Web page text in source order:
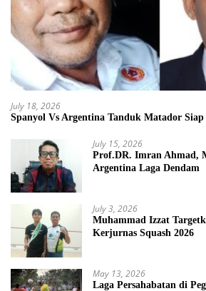
July 18, 2026
Spanyol Vs Argentina Tanduk Matador
July 15, 2026
Prof.DR. Imran Ahmad,
Argentina Laga Dendam
July 3, 2026
Muhammad Izzat
Kerjurnas Squash 2026
May 13, 2026
Laga Persahabatan di